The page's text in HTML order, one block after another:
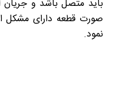
باید متصل باشد و جریان
صورت قطعه دارای مشکل
نمود.